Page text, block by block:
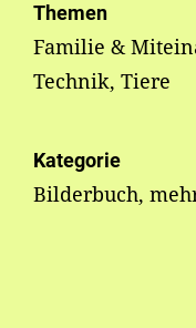
Themen
Familie &
Technik, Tiere
Kategorie
Bilderbuch,